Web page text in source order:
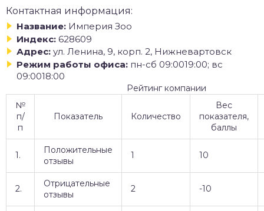
Контактная информация:
Название: Империя Зоо
Индекс: 628609
Адрес: ул. Ленина, 9, корп. 2, Нижневартовск
Режим работы офиса: пн-сб 09:0019:00; вс
09:0018:00
Рейтинг компании
№
п/
п
Показатель Количество
Вес
показателя,
баллы
1.
Положительные
отзывы
1 10
2.
Отрицательные
отзывы
2 -10